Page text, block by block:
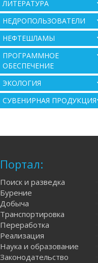
ЛИТЕРАТУРА
НЕДРОПОЛЬЗОВАТЕЛИ
НЕФТЕШЛАМЫ
ПРОГРАММНОЕ
ОБЕСПЕЧЕНИЕ
ЭКОЛОГИЯ
СУВЕНИРНАЯ ПРОДУКЦИЯ
Портал:
Поиск и разведка
Бурение
Добыча
Транспортировка
Переработка
Реализация
Наука и образование
Законодательство